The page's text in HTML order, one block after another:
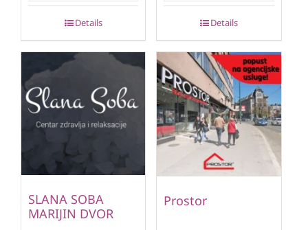
Details Details
SLANA SOBA
MARIJIN DVOR
Prostor